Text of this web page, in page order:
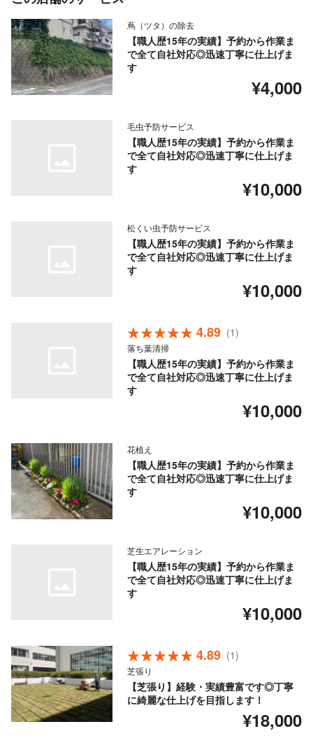
蔦（ツタ）の除去
【職人歴15年の実績】予約から作業ま
で全て自社対応◎迅速丁寧に仕上げま
す
¥4,000
毛虫予防サービス
【職人歴15年の実績】予約から作業ま
で全て自社対応◎迅速丁寧に仕上げま
す
¥10,000
松くい虫予防サービス
【職人歴15年の実績】予約から作業ま
で全て自社対応◎迅速丁寧に仕上げま
す
¥10,000
4.89 (1)
落ち葉清掃
【職人歴15年の実績】予約から作業ま
で全て自社対応◎迅速丁寧に仕上げま
す
¥10,000
花植え
【職人歴15年の実績】予約から作業ま
で全て自社対応◎迅速丁寧に仕上げま
す
¥10,000
芝生エアレーション
【職人歴15年の実績】予約から作業ま
で全て自社対応◎迅速丁寧に仕上げま
す
¥10,000
4.89 (1)
芝張り
【芝張り】経験・実績豊富です◎丁寧
に綺麗な仕上げを目指します！
¥18,000